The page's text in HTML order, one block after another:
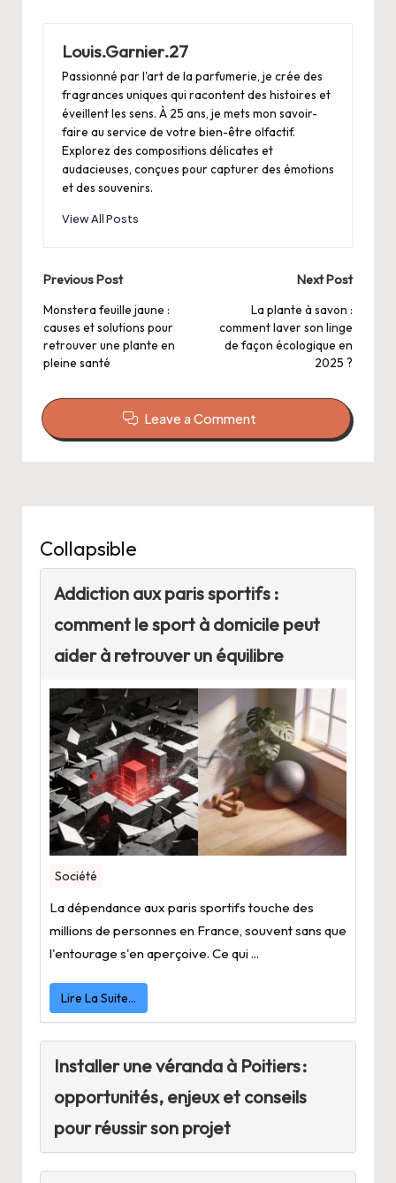
Louis.Garnier.27
Passionné par l'art de la parfumerie, je crée des
fragrances uniques qui racontent des histoires et
éveillent les sens. À 25 ans, je mets mon savoir-
faire au service de votre bien-être olfactif.
Explorez des compositions délicates et
audacieuses, conçues pour capturer des émotions
et des souvenirs.
View All Posts
Post
navigation
Previous Post
Monstera feuille jaune :
causes et solutions pour
retrouver une plante en
pleine santé
Next Post
La plante à savon :
comment laver son linge
de façon écologique en
2025 ?
Leave a Comment
Collapsible
Addiction aux paris sportifs :
comment le sport à domicile peut
aider à retrouver un équilibre
Société
La dépendance aux paris sportifs touche des
millions de personnes en France, souvent sans que
l'entourage s'en aperçoive. Ce qui ...
Lire La Suite…
Installer une véranda à Poitiers :
opportunités, enjeux et conseils
pour réussir son projet